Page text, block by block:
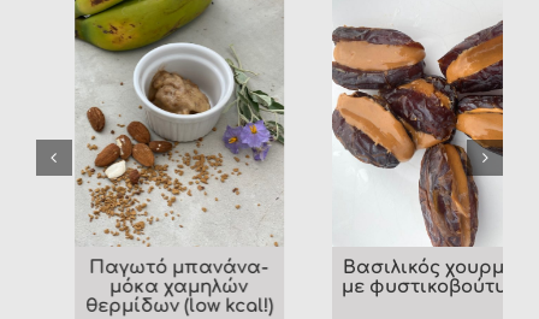
Παγωτό μπανάνα-
μόκα χαμηλών
θερμίδων (low kcal!)
Βασιλικός χουρμάς
με φυστικοβούτυρο